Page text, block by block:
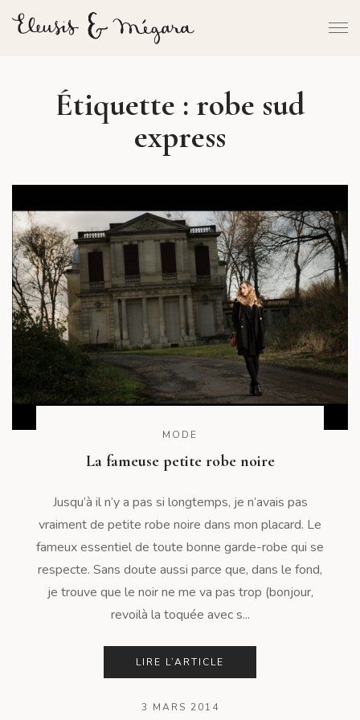
Étiquette : robe sud
express
MODE
La fameuse petite robe noire
Jusqu’à il n’y a pas si longtemps, je n’avais pas
vraiment de petite robe noire dans mon placard. Le
fameux essentiel de toute bonne garde-robe qui se
respecte. Sans doute aussi parce que, dans le fond,
je trouve que le noir ne me va pas trop (bonjour,
revoilà la toquée avec s...
LIRE L’ARTICLE
3 MARS 2014